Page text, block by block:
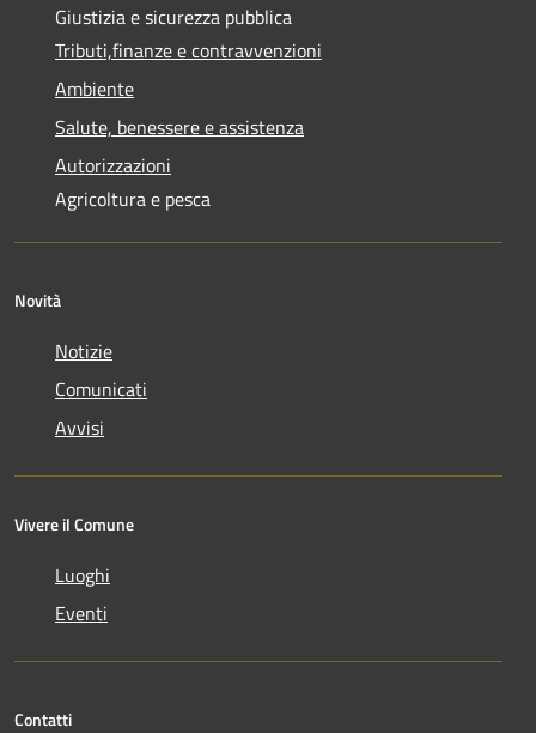
Giustizia e sicurezza pubblica
Tributi,finanze e contravvenzioni
Ambiente
Salute, benessere e assistenza
Autorizzazioni
Agricoltura e pesca
Novità
Notizie
Comunicati
Avvisi
Vivere il Comune
Luoghi
Eventi
Contatti